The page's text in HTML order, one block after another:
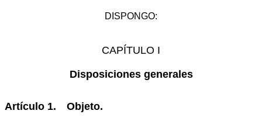
DISPONGO:
CAPÍTULO I
Disposiciones generales
Artículo 1. Objeto.